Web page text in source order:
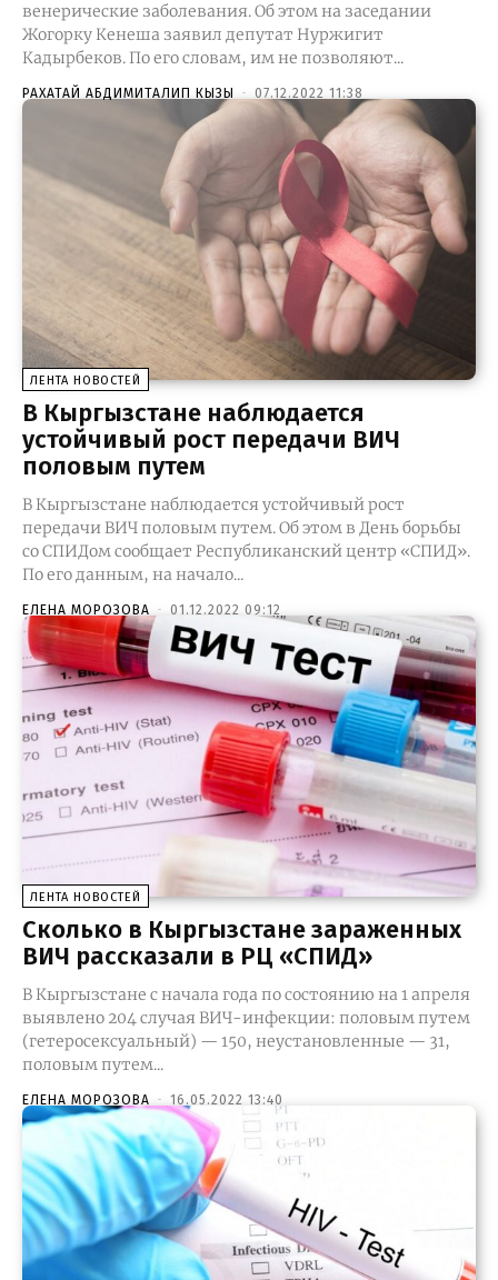
венерические заболевания. Об этом на заседании
Жогорку Кенеша заявил депутат Нуржигит
Кадырбеков. По его словам, им не позволяют...
РАХАТАЙ АБДИМИТАЛИП КЫЗЫ - 07.12.2022 11:38
ЛЕНТА НОВОСТЕЙ
В Кыргызстане наблюдается
устойчивый рост передачи ВИЧ
половым путем
В Кыргызстане наблюдается устойчивый рост
передачи ВИЧ половым путем. Об этом в День борьбы
со СПИДом сообщает Республиканский центр «СПИД».
По его данным, на начало...
ЕЛЕНА МОРОЗОВА - 01.12.2022 09:12
ЛЕНТА НОВОСТЕЙ
Сколько в Кыргызстане зараженных
ВИЧ рассказали в РЦ «СПИД»
В Кыргызстане с начала года по состоянию на 1 апреля
выявлено 204 случая ВИЧ-инфекции: половым путем
(гетеросексуальный) — 150, неустановленные — 31,
половым путем...
ЕЛЕНА МОРОЗОВА - 16.05.2022 13:40